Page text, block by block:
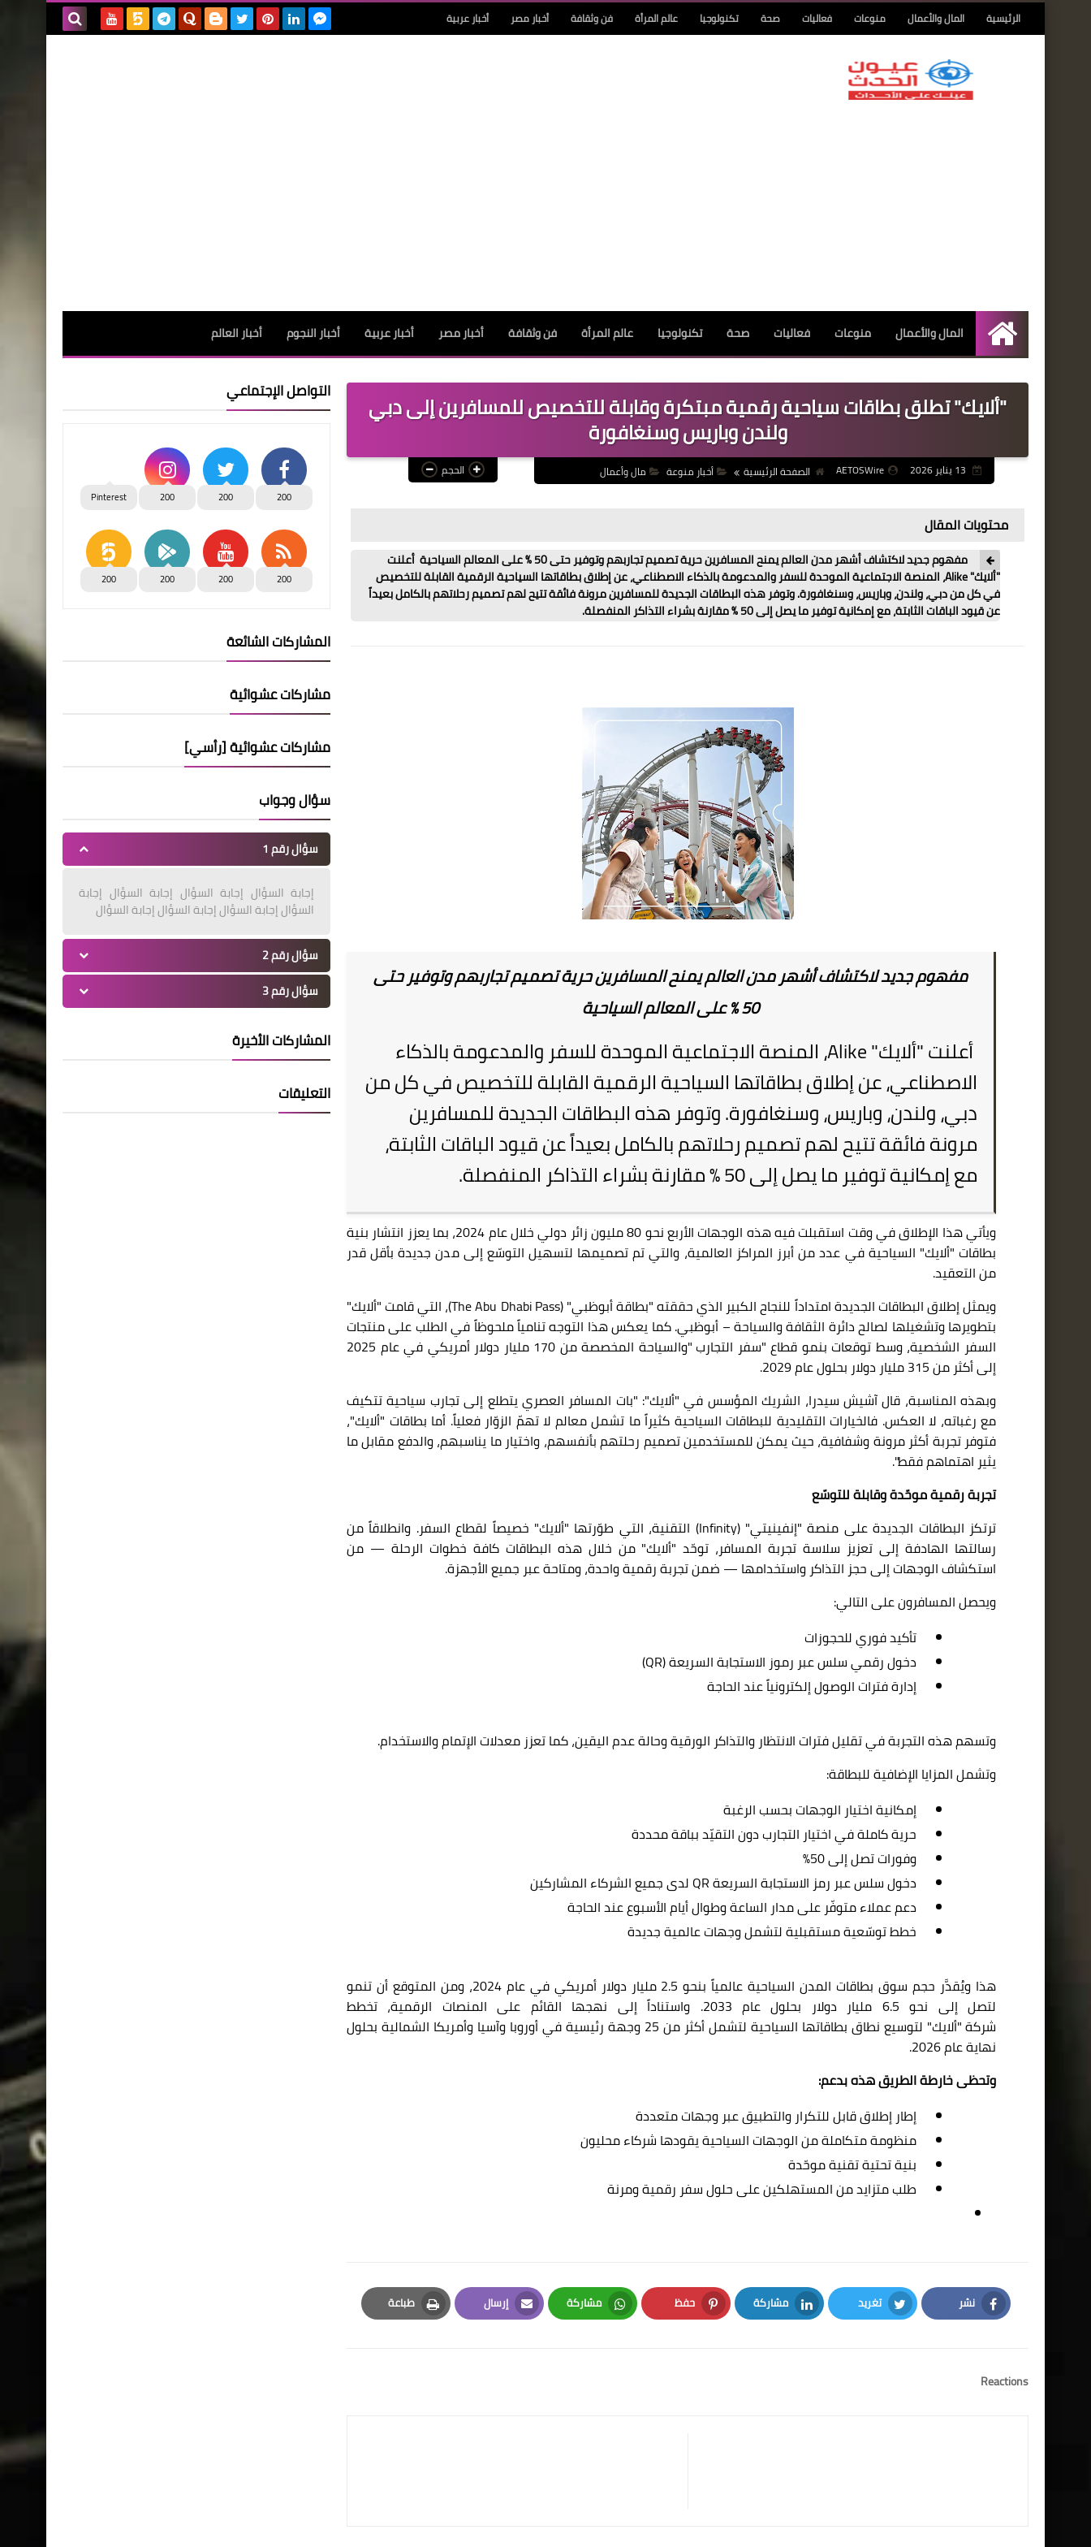
الرئيسية المال والأعمال منوعات فعاليات صحة تكنولوجيا عالم المرأة فن وثقافة أخبار مصر أخبار عربية
الرئيسية
المال والأعمال منوعات فعاليات صحة تكنولوجيا عالم المرأة فن وثقافة أخبار مصر أخبار عربية أخبار النجوم أخبار العالم
"ألايك" تطلق بطاقات سياحية رقمية مبتكرة وقابلة للتخصيص للمسافرين إلى دبي
ولندن وباريس وسنغافورة
AETOSWire الصفحة الرئيسية أخبار منوعة مال وأعمال الحجم
محتويات المقال
مفهوم جديد لاكتشاف أشهر مدن العالم يمنح المسافرين حرية تصميم تجاربهم وتوفير حتى 50 % على المعالم السياحية أعلنت
"ألايك" Alike، المنصة الاجتماعية الموحدة للسفر والمدعومة بالذكاء الاصطناعي، عن إطلاق بطاقاتها السياحية الرقمية القابلة للتخصيص
في كل من دبي، ولندن، وباريس، وسنغافورة. وتوفر هذه البطاقات الجديدة للمسافرين مرونة فائقة تتيح لهم تصميم رحلاتهم بالكامل بعيداً
عن قيود الباقات الثابتة، مع إمكانية توفير ما يصل إلى 50 % مقارنة بشراء التذاكر المنفصلة.
مفهوم جديد لاكتشاف أشهر مدن العالم يمنح المسافرين حرية تصميم تجاربهم وتوفير حتى
50 % على المعالم السياحية
أعلنت "ألايك"Alike، المنصة الاجتماعية الموحدة للسفر والمدعومة بالذكاء
الاصطناعي، عن إطلاق بطاقاتها السياحية الرقمية القابلة للتخصيص في كل من
دبي، ولندن، وباريس، وسنغافورة. وتوفر هذه البطاقات الجديدة للمسافرين
مرونة فائقة تتيح لهم تصميم رحلاتهم بالكامل بعيداً عن قيود الباقات الثابتة،
مع إمكانية توفير ما يصل إلى 50 % مقارنة بشراء التذاكر المنفصلة.
ويأتي هذا الإطلاق في وقت استقبلت فيه هذه الوجهات الأربع نحو80مليون زائر دولي
خلال عام 2024، بما يعزز انتشار بنية
بطاقات "ألايك" السياحية في عدد من أبرز المراكز العالمية، والتي تم تصميمها لتسهيل التوسّع إلى مدن جديدة بأقل قدر
من التعقيد.
ويمثل إطلاق البطاقات الجديدة امتداداً للنجاح الكبير الذي حققته"بطاقة أبوظبي"
(The Abu Dhabi Pass)، التي قامت"ألايك"
بتطويرها وتشغيلها لصالح دائرة الثقافة والسياحة – أبوظبي. كما يعكس هذا التوجه تنامياً ملحوظاً في الطلب على منتجات
السفر الشخصية،وسط توقعات بنمو قطاع "سفر التجارب"والسياحة المخصصة من 170 مليار دولار
أمريكي في عام 2025
إلى أكثر من315مليار دولار بحلول عام 2029.
وبهذه المناسبة، قال آشيش سيدرا، الشريك المؤسس في "ألايك": "بات المسافر العصري يتطلع إلى تجارب سياحية تتكيف
مع رغباته، لا العكس. فالخيارات التقليدية للبطاقات السياحية كثيراً ما تشمل معالم لا تهمّ الزوّار فعلياً. أما بطاقات "ألايك"،
فتوفر تجربة أكثر مرونة وشفافية، حيث يمكن للمستخدمين تصميم رحلتهم بأنفسهم، واختيار ما يناسبهم، والدفع مقابل ما
يثير اهتماهم فقط".
تجربة رقمية موحّدة وقابلة للتوسّع
ترتكز البطاقات الجديدة على منصة "إنفينيتي" (Infinity) التقنية، التي طوّرتها "ألايك" خصيصاً لقطاع السفر. وانطلاقاً من
رسالتها الهادفة إلى تعزيز سلاسة تجربة المسافر، توحّد "ألايك" من خلال هذه البطاقات كافة خطوات الرحلة — من
استكشاف الوجهات إلى حجز التذاكر واستخدامها — ضمن تجربة رقمية واحدة، ومتاحة عبر جميع الأجهزة.
ويحصل المسافرون على التالي:
تأكيد فوري للحجوزات
دخول رقمي سلس عبر رموز الاستجابة السريعة(QR)
إدارة فترات الوصول إلكترونياً عند الحاجة
وتسهم هذه التجربة في تقليل فترات الانتظار والتذاكر الورقية وحالة عدم اليقين، كما تعزز معدلات الإتمام والاستخدام.
وتشمل المزايا الإضافية للبطاقة:
إمكانية اختيار الوجهات بحسب الرغبة
حرية كاملة في اختيار التجارب دون التقيّد بباقة محددة
وفورات تصل إلى 50
%
دخول سلس عبر رمز الاستجابة السريعةQR لدى جميع الشركاء المشاركين
دعم عملاء متوفّر على مدار الساعة وطوال أيام الأسبوع عند الحاجة
خطط توسّعية مستقبلية لتشمل وجهات عالمية جديدة
هذا ويُقدَّر حجم سوق بطاقات المدن السياحية عالمياً بنحو2.5
مليار دولار أمريكي في عام 2024، ومن المتوقع أن تنمو
لتصل إلى نحو 6.5 مليار دولار بحلول عام 2033
. واستناداً إلى نهجها القائم على المنصات الرقمية، تخطط
شركة"ألايك"
لتوسيع نطاق بطاقاتها السياحية لتشمل أكثر من 25 وجهة رئيسية في أوروبا وآسيا وأمريكا الشمالية بحلول
نهاية عام 2026
.
وتحظى خارطة الطريق هذه بدعم:
إطار إطلاق قابل للتكرار والتطبيق عبر وجهات متعددة
منظومة متكاملة من الوجهات السياحية يقودها شركاء محليون
بنية تحتية تقنية موحّدة
طلب متزايد من المستهلكين على حلول سفر رقمية ومرنة
نشر
Facebook
تغريد
Twitter
مشاركة
LinkedIn
حفظ
Pinterest
مشاركة
Whatsapp
إرسال
Email
طباعة
Print
Reactions
التواصل الإجتماعي
200
200
200
Pinterest
200
200
200
200
المشاركات الشائعة
مشاركات عشوائية
مشاركات عشوائية [رأسي]
سؤال وجواب
سؤال رقم 1
إجابة السؤال إجابة السؤال إجابة السؤال إجابة
السؤال إجابة السؤال إجابة السؤال إجابة السؤال
سؤال رقم 2
سؤال رقم 3
المشاركات الأخيرة
التعليقات